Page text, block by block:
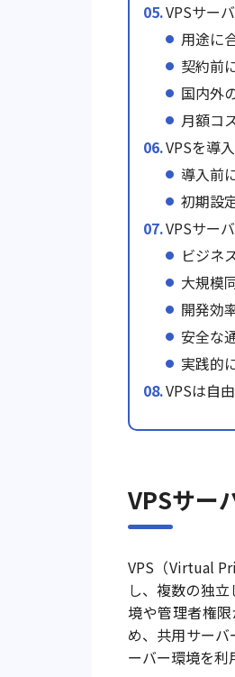
VPSサー
用途に
契約前
国内外
月額コ
VPSを導
導入前
初期設
VPSサー
ビジネ
大規模
開発効
安全な
実践的
VPSは自
VPSサー
VPS（Virtual
し、複数の独
境や管理者権
め、共用サー
ーバー環境を利